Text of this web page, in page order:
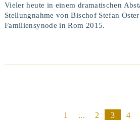
Vieler heute in einem dramatischen
Stellungnahme von Bischof Stefan
Familiensynode in Rom 2015.
1 ... 2 3 4